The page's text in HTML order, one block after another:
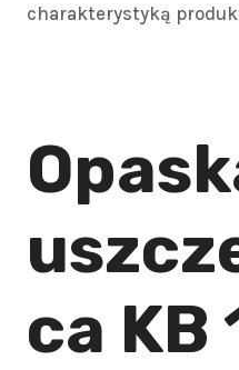
charakterystyką
ca KB